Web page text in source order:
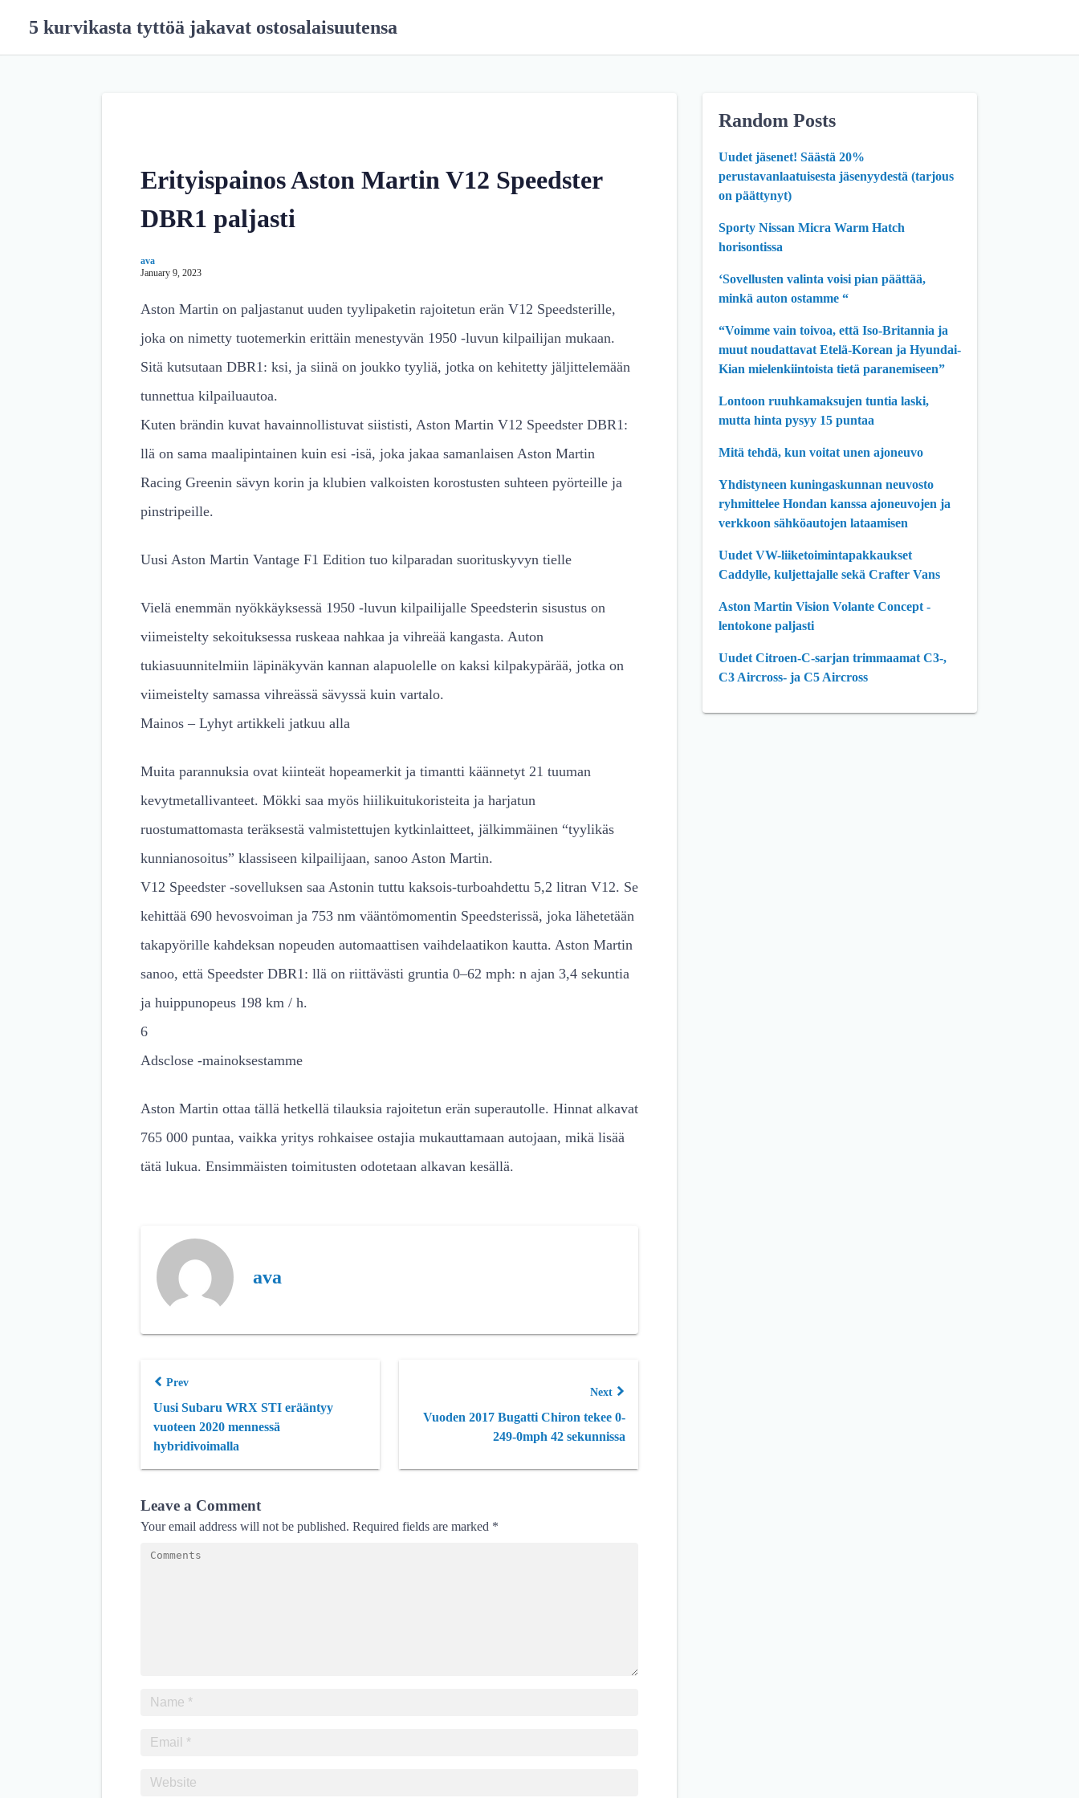
5 kurvikasta tyttöä jakavat ostosalaisuutensa
Erityispainos Aston Martin V12 Speedster
DBR1 paljasti
ava
January 9, 2023
Aston Martin on paljastanut uuden tyylipaketin rajoitetun erän V12 Speedsterille,
joka on nimetty tuotemerkin erittäin menestyvän 1950 -luvun kilpailijan mukaan.
Sitä kutsutaan DBR1: ksi, ja siinä on joukko tyyliä, jotka on kehitetty jäljittelemään
tunnettua kilpailuautoa.
Kuten brändin kuvat havainnollistuvat siististi, Aston Martin V12 Speedster DBR1:
llä on sama maalipintainen kuin esi -isä, joka jakaa samanlaisen Aston Martin
Racing Greenin sävyn korin ja klubien valkoisten korostusten suhteen pyörteille ja
pinstripeille.
Uusi Aston Martin Vantage F1 Edition tuo kilparadan suorituskyvyn tielle
Vielä enemmän nyökkäyksessä 1950 -luvun kilpailijalle Speedsterin sisustus on
viimeistelty sekoituksessa ruskeaa nahkaa ja vihreää kangasta. Auton
tukiasuunnitelmiin läpinäkyvän kannan alapuolelle on kaksi kilpakypärää, jotka on
viimeistelty samassa vihreässä sävyssä kuin vartalo.
Mainos – Lyhyt artikkeli jatkuu alla
Muita parannuksia ovat kiinteät hopeamerkit ja timantti käännetyt 21 tuuman
kevytmetallivanteet. Mökki saa myös hiilikuitukoristeita ja harjatun
ruostumattomasta teräksestä valmistettujen kytkinlaitteet, jälkimmäinen “tyylikäs
kunnianosoitus” klassiseen kilpailijaan, sanoo Aston Martin.
V12 Speedster -sovelluksen saa Astonin tuttu kaksois-turboahdettu 5,2 litran V12. Se
kehittää 690 hevosvoiman ja 753 nm vääntömomentin Speedsterissä, joka lähetetään
takapyörille kahdeksan nopeuden automaattisen vaihdelaatikon kautta. Aston Martin
sanoo, että Speedster DBR1: llä on riittävästi gruntia 0–62 mph: n ajan 3,4 sekuntia
ja huippunopeus 198 km / h.
6
Adsclose -mainoksestamme
Aston Martin ottaa tällä hetkellä tilauksia rajoitetun erän superautolle. Hinnat alkavat
765 000 puntaa, vaikka yritys rohkaisee ostajia mukauttamaan autojaan, mikä lisää
tätä lukua. Ensimmäisten toimitusten odotetaan alkavan kesällä.
ava
Prev
Uusi Subaru WRX STI erääntyy
vuoteen 2020 mennessä
hybridivoimalla
Next
Vuoden 2017 Bugatti Chiron tekee 0-
249-0mph 42 sekunnissa
Leave a Comment
Your email address will not be published. Required fields are marked *
Random Posts
Uudet jäsenet! Säästä 20%
perustavanlaatuisesta jäsenyydestä (tarjous
on päättynyt)
Sporty Nissan Micra Warm Hatch
horisontissa
‘Sovellusten valinta voisi pian päättää,
minkä auton ostamme “
“Voimme vain toivoa, että Iso-Britannia ja
muut noudattavat Etelä-Korean ja Hyundai-
Kian mielenkiintoista tietä paranemiseen”
Lontoon ruuhkamaksujen tuntia laski,
mutta hinta pysyy 15 puntaa
Mitä tehdä, kun voitat unen ajoneuvo
Yhdistyneen kuningaskunnan neuvosto
ryhmittelee Hondan kanssa ajoneuvojen ja
verkkoon sähköautojen lataamisen
Uudet VW-liiketoimintapakkaukset
Caddylle, kuljettajalle sekä Crafter Vans
Aston Martin Vision Volante Concept -
lentokone paljasti
Uudet Citroen-C-sarjan trimmaamat C3-,
C3 Aircross- ja C5 Aircross